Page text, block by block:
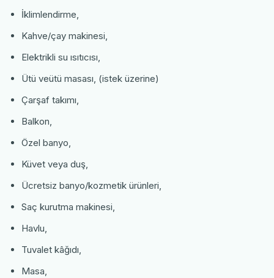
İklimlendirme,
Kahve/çay makinesi,
Elektrikli su ısıtıcısı,
Ütü veütü masası, (istek üzerine)
Çarşaf takımı,
Balkon,
Özel banyo,
Küvet veya duş,
Ücretsiz banyo/kozmetik ürünleri,
Saç kurutma makinesi,
Havlu,
Tuvalet kâğıdı,
Masa,